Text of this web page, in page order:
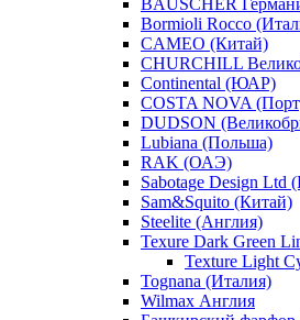
BAUSCHER
Bormioli Rocco
CAMEO (Китай)
CHURCHILL
Continental (ЮАР)
COSTA NOVA
DUDSON
Lubiana (Польша)
RAK (ОАЭ)
Sabotage Design Ltd
Sam&Squito (Китай)
Steelite (Англия)
Texure Dark Green
Texture Light
Tognana (Италия)
Wilmax Англия